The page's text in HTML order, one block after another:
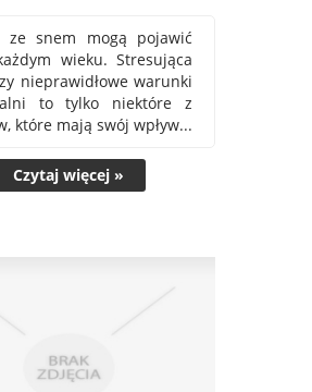
ze snem mogą pojawić
wieku. Stresująca
nieprawidłowe warunki
to tylko niektóre z
które mają swój wpływ...
Czytaj więcej »